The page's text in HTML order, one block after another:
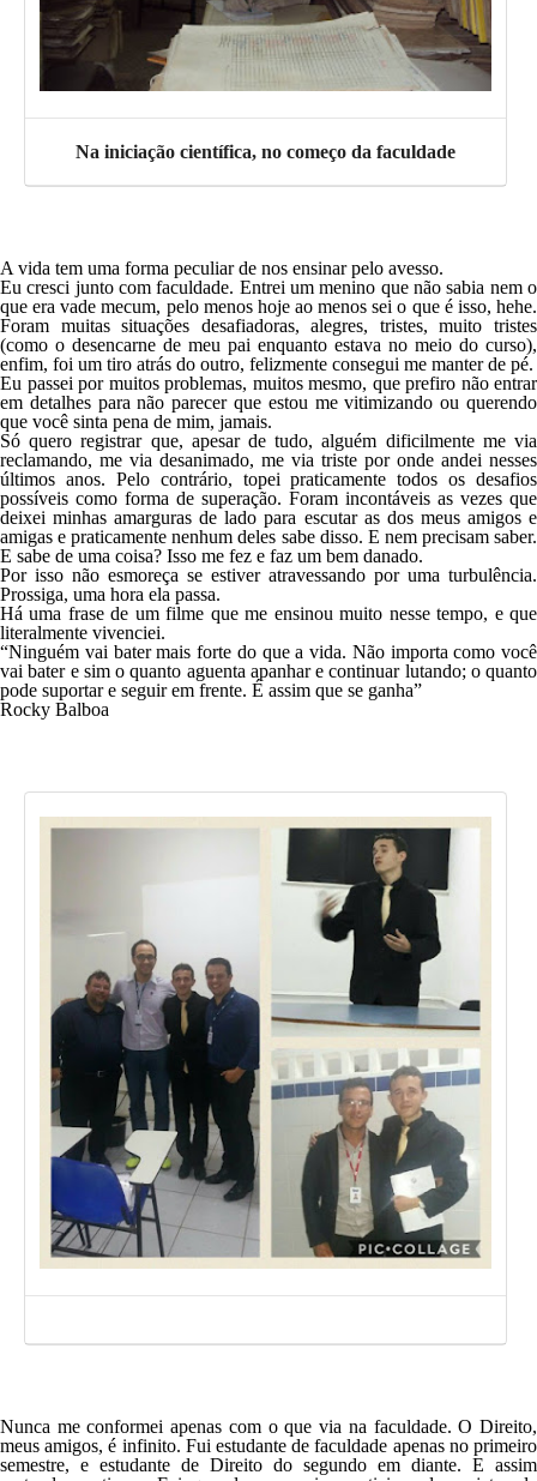
Na iniciação científica, no começo da faculdade
A vida tem uma forma peculiar de nos ensinar pelo avesso.
Eu cresci junto com faculdade. Entrei um menino que não sabia nem o
que eravade mecum, pelo menos hoje ao menos sei o que é isso, hehe.
Foram muitas situações desafiadoras, alegres, tristes, muito tristes
(como o desencarne de meu pai enquanto estava no meio do curso),
enfim, foi um tiro atrás do outro, felizmente consegui me manter de pé.
Eu passei por muitos problemas, muitos mesmo, que prefiro não entrar
em detalhes para não parecer que estou me vitimizando ou querendo
que você sinta pena de mim, jamais.
Só quero registrar que, apesar de tudo, alguém dificilmente me via
reclamando, me via desanimado, me via triste por onde andei nesses
últimos anos. Pelo contrário, topei praticamente todos os desafios
possíveis como forma de superação. Foram incontáveis as vezes que
deixei minhas amarguras de lado para escutar as dos meus amigos e
amigas e praticamente nenhum deles sabe disso. E nem precisam saber.
E sabe de uma coisa? Isso me fez e faz um bem danado.
Por isso não esmoreça se estiver atravessando por uma turbulência.
Prossiga, uma hora ela passa.
Há uma frase de um filme que me ensinou muito nesse tempo, e que
literalmente vivenciei.
“Ninguém vai bater mais forte do que a vida. Não importa como você
vai bater e sim o quanto aguenta apanhar e continuar lutando; o quanto
pode suportar e seguir em frente. É assim que se ganha”
Rocky Balboa
Nunca me conformei apenas com o que via na faculdade. O Direito,
meus amigos, é infinito. Fui estudante de faculdade apenas no primeiro
semestre, e estudante de Direito do segundo em diante. E assim